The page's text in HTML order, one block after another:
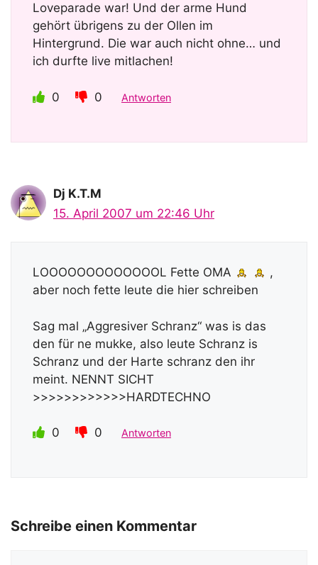
Loveparade war! Und der arme Hund
gehört übrigens zu der Ollen im
Hintergrund. Die war auch nicht ohne… und
ich durfte live mitlachen!
0 0 Antworten
Dj K.T.M
15. April 2007 um 22:46 Uhr
LOOOOOOOOOOOOOL Fette OMA
,
aber noch fette leute die hier schreiben
Sag mal „Aggresiver Schranz“ was is das
den für ne mukke, also leute Schranz is
Schranz und der Harte schranz den ihr
meint. NENNT SICHT
>>>>>>>>>>>>HARDTECHNO
0 0 Antworten
Schreibe einen Kommentar